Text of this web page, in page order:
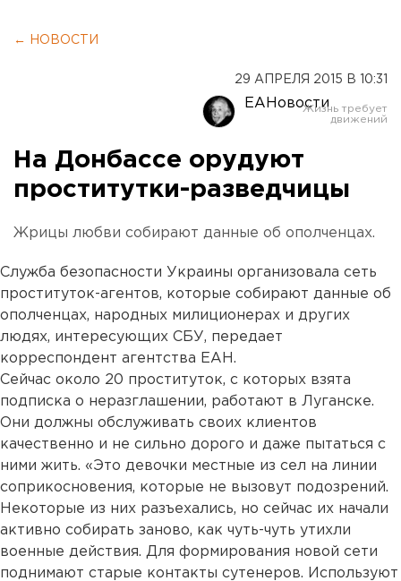
← НОВОСТИ
29 АПРЕЛЯ 2015 В 10:31
ЕАНовости
На Донбассе орудуют
проститутки-разведчицы
Жрицы любви собирают данные об ополченцах.
Служба безопасности Украины организовала сеть
проституток-агентов, которые собирают данные об
ополченцах, народных милиционерах и других
людях, интересующих СБУ, передает
корреспондент агентства ЕАН.
Сейчас около 20 проституток, с которых взята
подписка о неразглашении, работают в Луганске.
Они должны обслуживать своих клиентов
качественно и не сильно дорого и даже пытаться с
ними жить. «Это девочки местные из сел на линии
соприкосновения, которые не вызовут подозрений.
Некоторые из них разъехались, но сейчас их начали
активно собирать заново, как чуть-чуть утихли
военные действия. Для формирования новой сети
поднимают старые контакты сутенеров. Используют